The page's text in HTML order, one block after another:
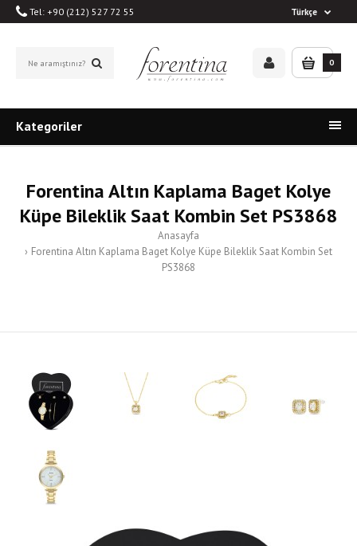
Tel: +90 (212) 527 72 55 Türkçe
0
Kategoriler
Forentina Altın Kaplama Baget Kolye
Küpe Bileklik Saat Kombin Set PS3868
Anasayfa
Forentina Altın Kaplama Baget Kolye Küpe Bileklik Saat Kombin Set
PS3868